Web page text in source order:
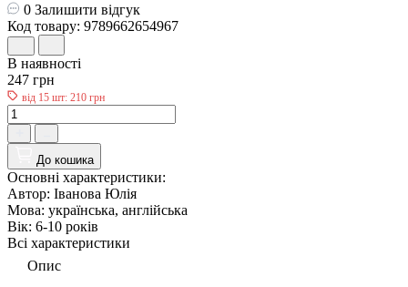
0 Залишити відгук
Код товару: 9789662654967
В наявності
247 грн
від 15 шт: 210 грн
До кошика
Основні характеристики:
Автор: Іванова Юлія
Мова: українська, англійська
Вік: 6-10 рокiв
Всі характеристики
Опис